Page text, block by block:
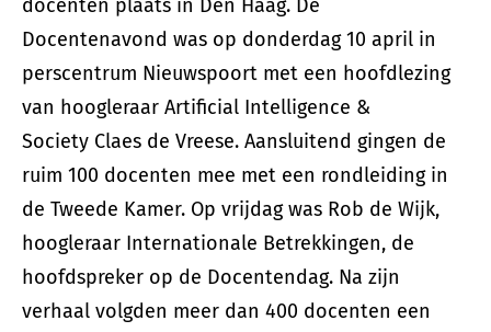
docenten plaats in Den Haag. De
Docentenavond was op donderdag 10 april in
perscentrum Nieuwspoort met een hoofdlezing
van hoogleraar Artificial Intelligence &
Society Claes de Vreese. Aansluitend gingen de
ruim 100 docenten mee met een rondleiding in
de Tweede Kamer. Op vrijdag was Rob de Wijk,
hoogleraar Internationale Betrekkingen, de
hoofdspreker op de Docentendag. Na zijn
verhaal volgden meer dan 400 docenten een